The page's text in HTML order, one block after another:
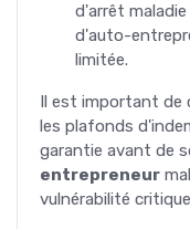
d'arrêt
d'auto-
limitée.
Il est important de
les plafonds
garantie avant de
entrepreneur
vulnérabilité